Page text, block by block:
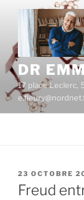
Aller
contenu
principal
DR
17 place Leclerc,
PUBLIÉ
LE
23 OCTOBRE
Freud